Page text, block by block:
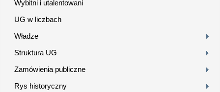
Wybitni i utalentowani
UG w liczbach
Władze
Struktura UG
Zamówienia publiczne
Rys historyczny